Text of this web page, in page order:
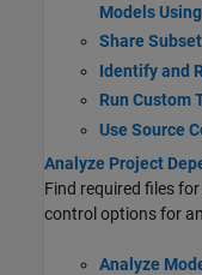
Models
Share
Identify and
Run Custom
Use Source
Analyze Project
Find required files
control options for
Analyze